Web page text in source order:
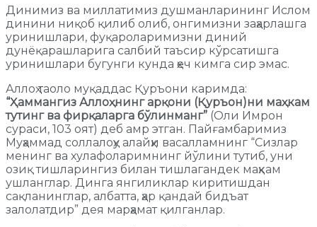
Динимиз ва миллатимиз душманларининг Ислом
динини ниқоб қилиб олиб, онгимизни заҳарлашга
уринишлари, фуқароларимизни диний
дунёқарашларига салбий таъсир кўрсатишга
уринишлари бугунги кунда ҳеч кимга сир эмас.
Аллоҳ таоло муқаддас Қуръони каримда:
“Ҳаммангиз Аллоҳнинг арқони (Қуръон)ни маҳкам
тутинг ва фирқаларга бўлинманг” (Оли Имрон
сураси, 103 оят) деб амр этган. Пайғамбаримиз
Муҳаммад соллалоҳу алайҳи васалламнинг “Сизлар
менинг ва хулафоларимнинг йўлини тутиб, уни
озиқ тишларингиз билан тишлагандек маҳкам
ушланглар. Динга янгиликлар киритишдан
сақланинглар, албатта, ҳар қандай бидъат
залолатдир” дея марҳамат қилганлар.